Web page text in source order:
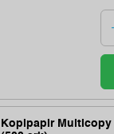
Kopipapir Multicopy